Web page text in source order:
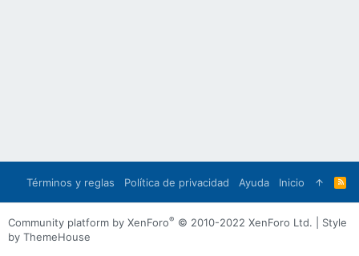
Términos y reglas Política de privacidad Ayuda Inicio
R
S
S
Community platform by XenForo® © 2010-2022 XenForo Ltd.
Style
by ThemeHouse